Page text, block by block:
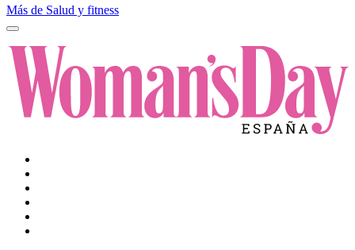
Más de Salud y fitness